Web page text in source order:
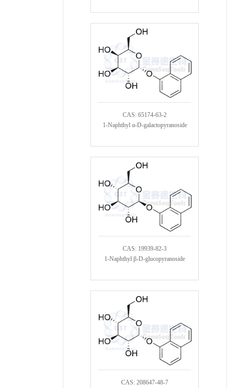
CAS: 65174-63-2
1-Naphthyl α-D-galactopyranoside
CAS: 19939-82-3
1-Naphthyl β-D-glucopyranoside
CAS: 208647-48-7